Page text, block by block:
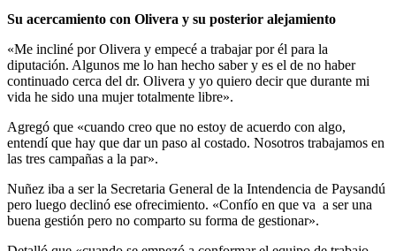
Su acercamiento con Olivera y su posterior alejamiento
«Me incliné por Olivera y empecé a trabajar por él para la
diputación. Algunos me lo han hecho saber y es el de no haber
continuado cerca del dr. Olivera y yo quiero decir que durante mi
vida he sido una mujer totalmente libre».
Agregó que «cuando creo que no estoy de acuerdo con algo,
entendí que hay que dar un paso al costado. Nosotros trabajamos en
las tres campañas a la par».
Nuñez iba a ser la Secretaria General de la Intendencia de Paysandú
pero luego declinó ese ofrecimiento. «Confío en que va a ser una
buena gestión pero no comparto su forma de gestionar».